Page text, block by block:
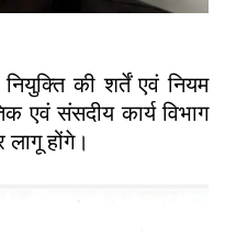
की शर्तें एवं नियम
एवं संसदीय कार्य विभाग
लागू होंगे।